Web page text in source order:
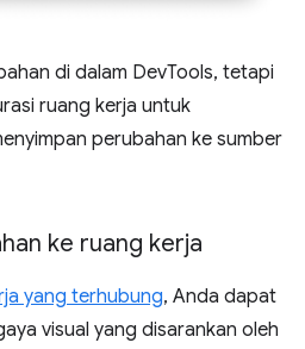
di dalam DevTools, tetapi
ruang kerja untuk
perubahan ke sumber
ke ruang kerja
yang terhubung, Anda dapat
visual yang disarankan oleh